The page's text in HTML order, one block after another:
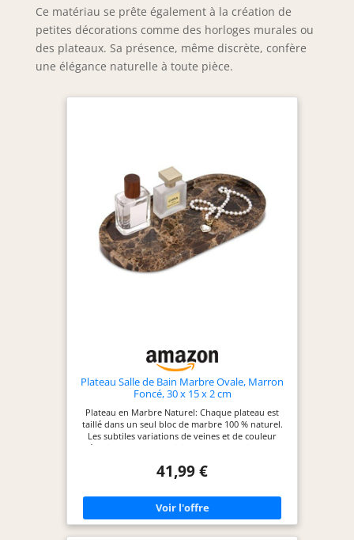
Ce matériau se prête également à la création de
petites décorations comme des horloges murales ou
des plateaux. Sa présence, même discrète, confère
une élégance naturelle à toute pièce.
Plateau Salle de Bain Marbre Ovale, Marron
Foncé, 30 x 15 x 2 cm
Plateau en Marbre Naturel: Chaque plateau est
taillé dans un seul bloc de marbre 100 % naturel.
Les subtiles variations de veines et de couleur
témoignent de son origine naturelle, faisant de
intérieur Dimensions: Notre plateau de salle de
objets du quotidien. Utilisez-le pour ranger
soigneusement vos flacons de parfum, vos bijoux
et vos produits de beauté sur votre coiffeuse ;
comme élégant porte-bougie ou vide-poche à clés
41,99 €